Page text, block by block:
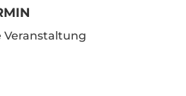
Veranstaltung